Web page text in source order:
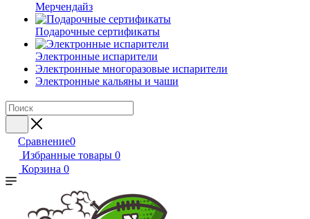
Мерчендайз
Подарочные сертификаты
Электронные испарители
Электронные многоразовые испарители
Электронные кальяны и чаши
Сравнение0
Избранные товары 0
Корзина 0